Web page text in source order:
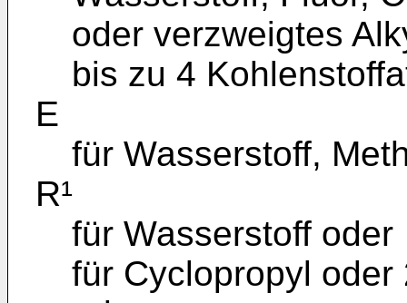
oder verzweigtes
bis zu 4
E
für Wasserstoff,
R¹
für Wasserstoff oder
für Cyclopropyl oder